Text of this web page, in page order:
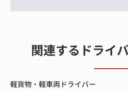
関連するドライ
軽貨物・軽車両ドライバー